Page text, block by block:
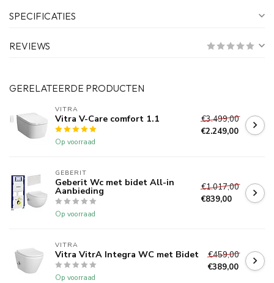
SPECIFICATIES
REVIEWS
GERELATEERDE PRODUCTEN
VITRA
Vitra V-Care comfort 1.1
Op voorraad
€3.499,00
€2.249,00
GEBERIT
Geberit Wc met bidet All-in
Aanbieding
Op voorraad
€1.017,00
€839,00
VITRA
Vitra VitrA Integra WC met Bidet
Op voorraad
€459,00
€389,00